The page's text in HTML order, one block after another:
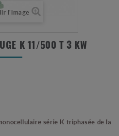
l'image
K 11/500 T 3 KW
série K triphasée de la